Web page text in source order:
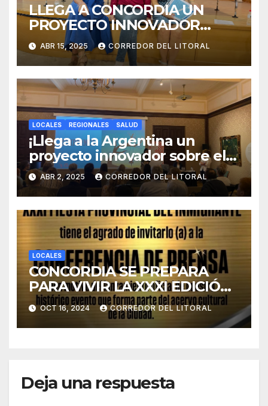
LLEGA A CONCORDIA UN
PROYECTO INNOVADOR
SOBRE EL DUELO Y LA
CULTURA.
ABR 15, 2025 CORREDOR DEL LITORAL
LOCALES REGIONALES SALUD
¡Llega a la Argentina un
proyecto innovador sobre el
duelo y la cultura!
ABR 2, 2025 CORREDOR DEL LITORAL
LOCALES
CONCORDIA SE PREPARA
PARA VIVIR LA XXXI EDICIÓN
DE LA FIESTA PROVINCIAL
DEL INMIGRANTE.
OCT 16, 2024 CORREDOR DEL LITORAL
Deja una respuesta